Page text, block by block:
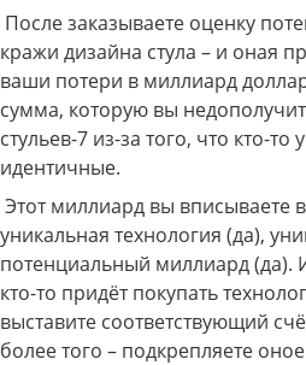
После заказываете оценку
кражи дизайна стула – и оная
ваши потери в миллиард
сумма, которую вы
стульев-7 из-за того, что кто-то
идентичные.
Этот миллиард вы вписываете
уникальная технология (да),
потенциальный миллиард (да).
кто-то придёт покупать
выставите соответствующий
более того – подкрепляете